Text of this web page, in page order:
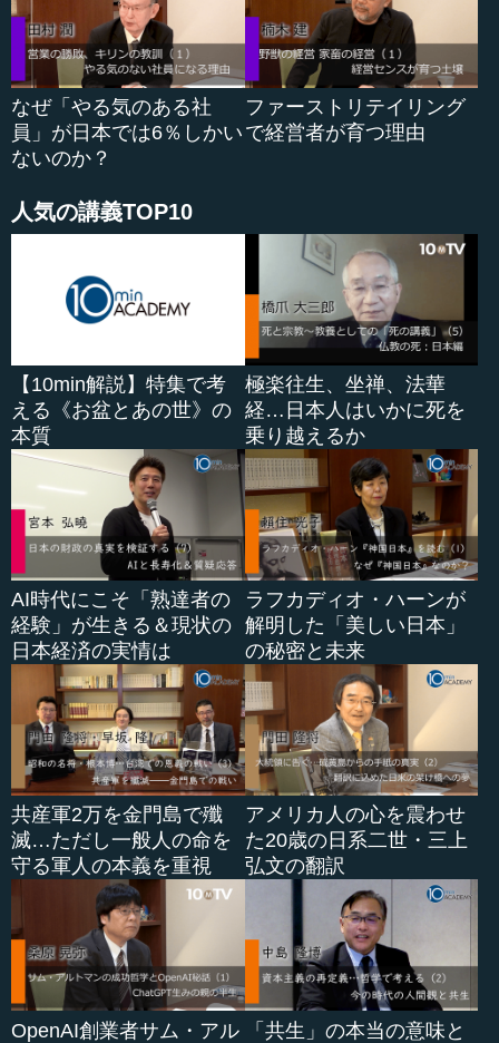
ですが、これからのリーダーは、やはり早い段階から自
分で自分の生き方を決めて、行動まで含めてやっていない
と難しいですよね。皆が分かった頃に動いたら、もう事は
終わっています。
小林 もう終わっていますよね。でも、逆に自分で決めた
ことでも成功するかどうか分からないですから。もちろ
いことを二つ三つ持っていて、本当にかたくなにそこを頑
張るという人も結果を出していますしね。その辺りを「ど
ちらが良い」というのは、非常に難しいと思います。
●求められる社長のパターンは企業サイズによって異
なる
―― しかし、日本の場合は、経営者層をきっちり育てて
きたわけでもないですよね。
小林 そう。全く帝王学をやっていませんからね。
それと、ある大きさによって求められる社長のパターン
が違ってくると思うのです。単一の種類の事業で１０００
億の規模を牛耳っていく社長と、１兆円の会社を牛耳るの
に合っている人、というようにです。
当社の場合、もう４兆円になりますから、４兆円のホー
ルディングの社長と...
なぜ「やる気のある社
員」が日本では6％しかい
ないのか？
ファーストリテイリング
で経営者が育つ理由
人気の講義TOP10
【10min解説】特集で考
える《お盆とあの世》の
本質
極楽往生、坐禅、法華
経…日本人はいかに死を
乗り越えるか
AI時代にこそ「熟達者の
経験」が生きる＆現状の
日本経済の実情は
ラフカディオ・ハーンが
解明した「美しい日本」
の秘密と未来
共産軍2万を金門島で殲
滅…ただし一般人の命を
守る軍人の本義を重視
アメリカ人の心を震わせ
た20歳の日系二世・三上
弘文の翻訳
OpenAI創業者サム・アル
「共生」の本当の意味と